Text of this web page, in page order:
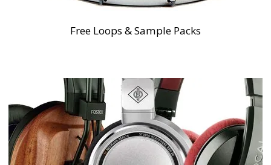
Free Loops & Sample Packs